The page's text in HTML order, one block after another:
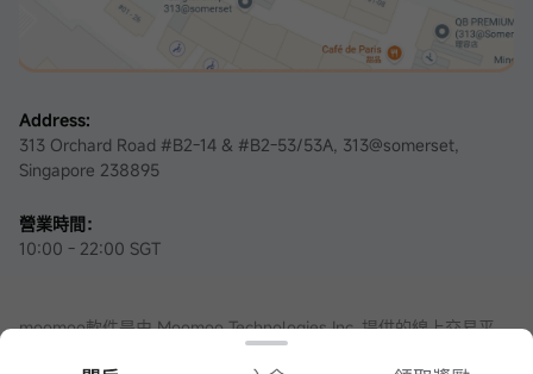
Address:
313 Orchard Road #B2-14 & #B2-53/53A, 313@somerset,
Singapore 238895
營業時間：
10:00 - 22:00 SGT
moomoo軟件是由 Moomoo Technologies Inc. 提供的線上交易平